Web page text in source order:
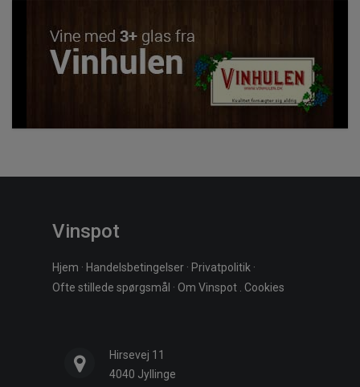
Vinspot
Hjem · Handelsbetingelser · Privatpolitik ·
Ofte stillede spørgsmål · Om Vinspot Cookies
Hirsevej 11
4040 Jyllinge